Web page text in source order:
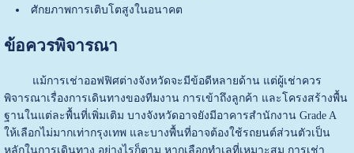
ศักยภาพการเติบโตสูงในอนาคต
ข้อควรพิจารณา
แม้การเช่าออฟฟิศต่างจังหวัดจะมีข้อดีหลายด้าน แต่ผู้เช่าควร
พิจารณาเรื่องการเดินทางของทีมงาน การเข้าถึงลูกค้า และโครงสร้างพื้น
ฐานในแต่ละพื้นที่เพิ่มเติม บางจังหวัดอาจยังมีอาคารสำนักงาน Grade A
ให้เลือกไม่มากเท่ากรุงเทพ และบางพื้นที่อาจต้องใช้รถยนต์ส่วนตัวเป็น
หลักในการเดินทาง อย่างไรก็ตาม หากเลือกทำเลที่เหมาะสม การเช่า